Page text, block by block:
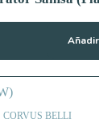
CORVUS BELLI